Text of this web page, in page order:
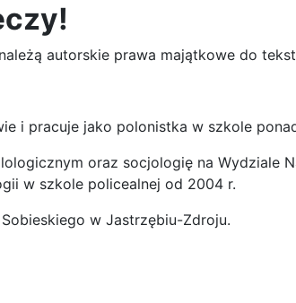
autorskie prawa majątkowe do
i pracuje jako polonistka w szkole
oraz socjologię na Wydziale
w szkole policealnej od 2004 r.
w Jastrzębiu-Zdroju.